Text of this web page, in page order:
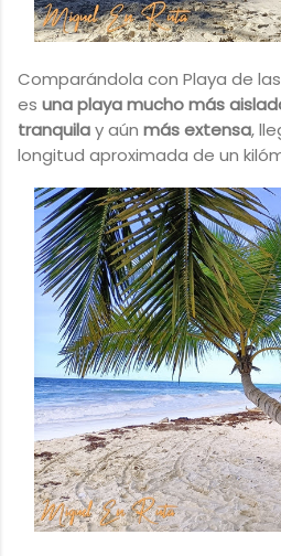
Comparándola con Playa de
es una playa mucho más
tranquilay aún más extensa,
longitud aproximada de un